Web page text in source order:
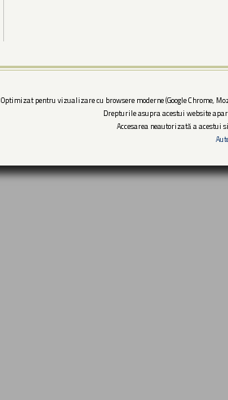
Optimizat pentru vizualizare cu browsere moderne (Google Chrome,
Drepturile asupra acestui website
Accesarea neautorizată a acestui